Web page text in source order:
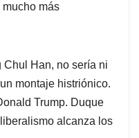
más
Han, no sería ni
montaje histriónico.
Trump. Duque
alcanza los